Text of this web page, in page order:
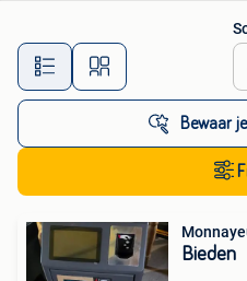
Alle
Bewaar
Bieden